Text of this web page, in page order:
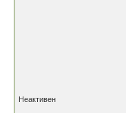
Неактивен